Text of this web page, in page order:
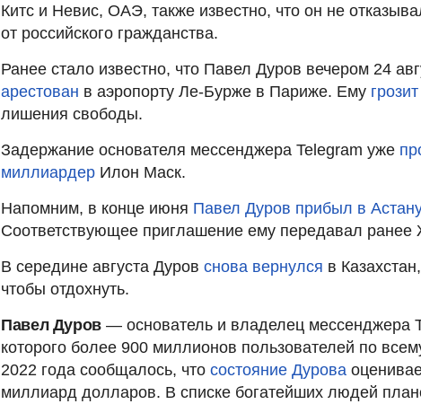
Китс и Невис, ОАЭ, также известно, что он не
от российского гражданства.
Ранее стало известно, что Павел Дуров вечером 24
арестован в аэропорту Ле-Бурже в Париже. Ему
лишения свободы.
Задержание основателя мессенджера Telegram уже
миллиардер Илон Маск.
Напомним, в конце июня Павел Дуров прибыл в Астану
Соответствующее приглашение ему передавал
В середине августа Дуров снова вернулся в
чтобы отдохнуть.
Павел Дуров — основатель и владелец мессенджера
которого более 900 миллионов пользователей по
2022 года сообщалось, что состояние Дурова
миллиард долларов. В списке богатейших людей